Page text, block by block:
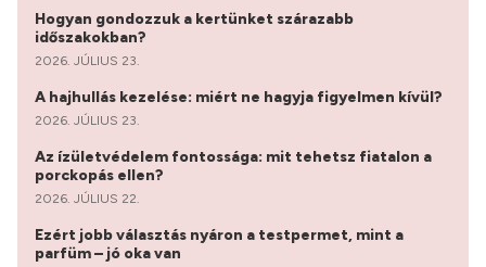
Hogyan gondozzuk a kertünket szárazabb
időszakokban?
2026. JÚLIUS 23.
A hajhullás kezelése: miért ne hagyja figyelmen kívül?
2026. JÚLIUS 23.
Az ízületvédelem fontossága: mit tehetsz fiatalon a
porckopás ellen?
2026. JÚLIUS 22.
Ezért jobb választás nyáron a testpermet, mint a
parfüm – jó oka van